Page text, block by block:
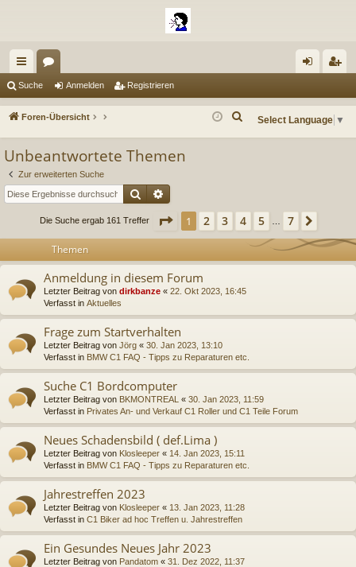
ch
ne
ug
riff
en m ist
Suche Anmelden Registrieren
Foren-Übersicht Select Language ▼
Unbeantwortete Themen
Zur erweiterten Suche
Suche
Die Suche ergab 161 Treffer Seite 1 von 7
1 2 3 4 5 7
Themen
Anmeldung in diesem Forum
Letzter Beitrag von dirkbanze « 22. Okt 2023, 16:45
Verfasst in Aktuelles
Frage zum Startverhalten
Letzter Beitrag von Jörg « 30. Jan 2023, 13:10
Verfasst in BMW C1 FAQ - Tipps zu Reparaturen etc.
Suche C1 Bordcomputer
Letzter Beitrag von BKMONTREAL « 30. Jan 2023, 11:59
Verfasst in Privates An- und Verkauf C1 Roller und C1 Teile Forum
Neues Schadensbild ( def.Lima )
Letzter Beitrag von Klosleeper « 14. Jan 2023, 15:11
Verfasst in BMW C1 FAQ - Tipps zu Reparaturen etc.
Jahrestreffen 2023
Letzter Beitrag von Klosleeper « 13. Jan 2023, 11:28
Verfasst in C1 Biker ad hoc Treffen u. Jahrestreffen
Ein Gesundes Neues Jahr 2023
Letzter Beitrag von Pandatom « 31. Dez 2022, 11:37